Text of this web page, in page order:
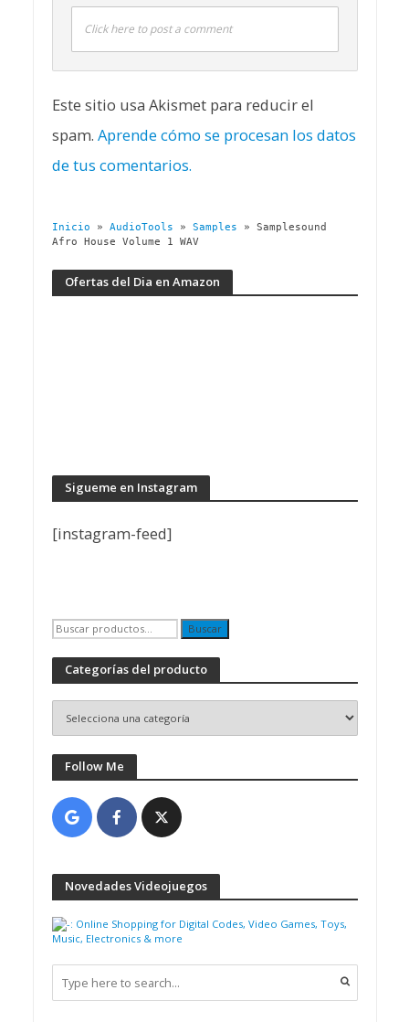
Click here to post a comment
Este sitio usa Akismet para reducir el
spam. Aprende cómo se procesan los datos
de tus comentarios.
Inicio » AudioTools » Samples » Samplesound
Afro House Volume 1 WAV
Ofertas del Dia en Amazon
Sigueme en Instagram
[instagram-feed]
Buscar
por:
Buscar
Categorías del producto
Follow Me
Novedades Videojuegos